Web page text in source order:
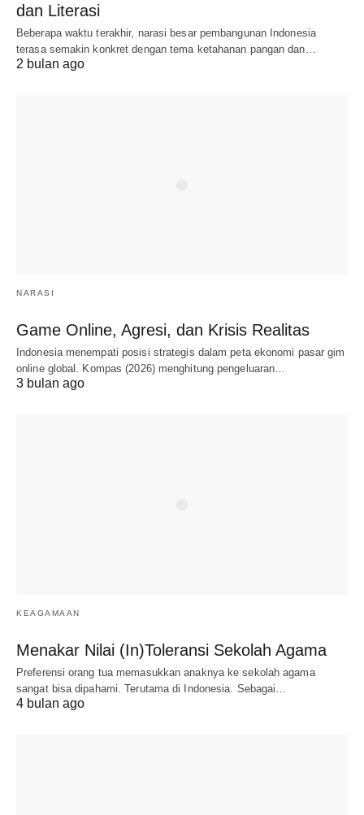
dan Literasi
Beberapa waktu terakhir, narasi besar pembangunan Indonesia
terasa semakin konkret dengan tema ketahanan pangan dan…
2 bulan ago
NARASI
Game Online, Agresi, dan Krisis Realitas
Indonesia menempati posisi strategis dalam peta ekonomi pasar gim
online global. Kompas (2026) menghitung pengeluaran…
3 bulan ago
KEAGAMAAN
Menakar Nilai (In)Toleransi Sekolah Agama
Preferensi orang tua memasukkan anaknya ke sekolah agama
sangat bisa dipahami. Terutama di Indonesia. Sebagai…
4 bulan ago